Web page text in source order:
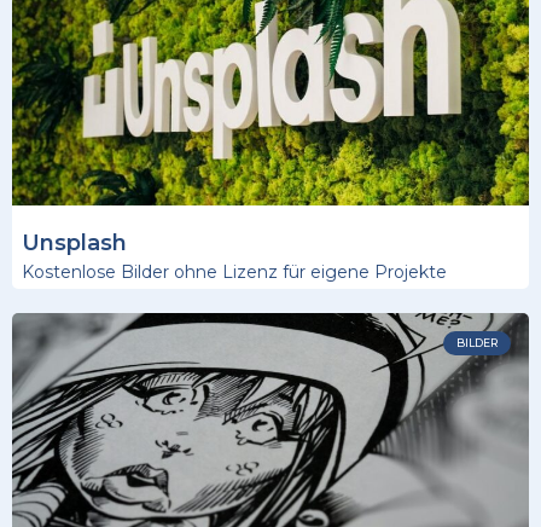
Unsplash
Kostenlose Bilder ohne Lizenz für eigene Projekte
BILDER